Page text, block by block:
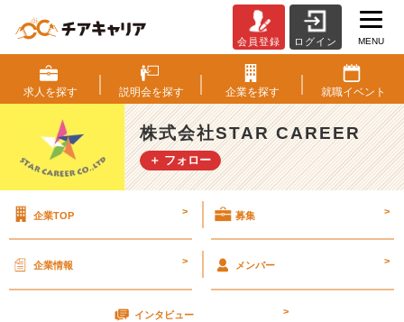
式
会
社
S
T
A
R
R
の
会員登録 ログイン MENU
求人を探す 説明会を探す 企業を探す 就職イベント
株式会社STAR CAREER
＋ フォロー
企業TOP > 募集 >
企業情報 > メンバー >
インタビュー >